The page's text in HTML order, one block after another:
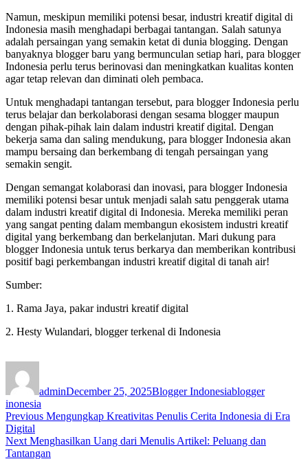
Namun, meskipun memiliki potensi besar, industri kreatif digital di
Indonesia masih menghadapi berbagai tantangan. Salah satunya
adalah persaingan yang semakin ketat di dunia blogging. Dengan
banyaknya blogger baru yang bermunculan setiap hari, para blogger
Indonesia perlu terus berinovasi dan meningkatkan kualitas konten
agar tetap relevan dan diminati oleh pembaca.
Untuk menghadapi tantangan tersebut, para blogger Indonesia perlu
terus belajar dan berkolaborasi dengan sesama blogger maupun
dengan pihak-pihak lain dalam industri kreatif digital. Dengan
bekerja sama dan saling mendukung, para blogger Indonesia akan
mampu bersaing dan berkembang di tengah persaingan yang
semakin sengit.
Dengan semangat kolaborasi dan inovasi, para blogger Indonesia
memiliki potensi besar untuk menjadi salah satu penggerak utama
dalam industri kreatif digital di Indonesia. Mereka memiliki peran
yang sangat penting dalam membangun ekosistem industri kreatif
digital yang berkembang dan berkelanjutan. Mari dukung para
blogger Indonesia untuk terus berkarya dan memberikan kontribusi
positif bagi perkembangan industri kreatif digital di tanah air!
Sumber:
1. Rama Jaya, pakar industri kreatif digital
2. Hesty Wulandari, blogger terkenal di Indonesia
adminDecember 25, 2025Blogger Indonesiablogger
inonesia
Post
navigation
Previous Previous
Mengungkap Kreativitas Penulis Cerita Indonesia di Era
Digital
Next Next
post:
Menghasilkan Uang dari Menulis Artikel: Peluang dan
Tantangan